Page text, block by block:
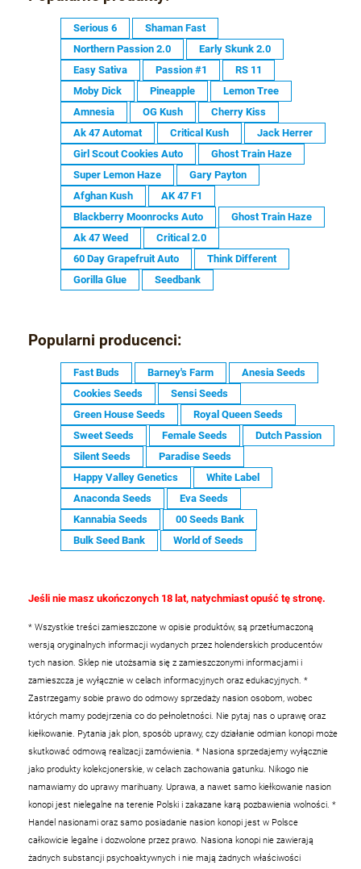
Serious 6
Shaman Fast
Northern Passion 2.0
Early Skunk 2.0
Easy Sativa
Passion #1
RS 11
Moby Dick
Pineapple
Lemon Tree
Amnesia
OG Kush
Cherry Kiss
Ak 47 Automat
Critical Kush
Jack Herrer
Girl Scout Cookies Auto
Ghost Train Haze
Super Lemon Haze
Gary Payton
Afghan Kush
AK 47 F1
Blackberry Moonrocks Auto
Ghost Train Haze
Ak 47 Weed
Critical 2.0
60 Day Grapefruit Auto
Think Different
Gorilla Glue
Seedbank
Popularni producenci:
Fast Buds Barney's Farm
Anesia Seeds
Cookies Seeds
Sensi Seeds
Green House Seeds
Royal Queen Seeds
Sweet Seeds
Female Seeds
Dutch Passion
Silent Seeds
Paradise Seeds
Happy Valley Genetics
White Label
Anaconda Seeds
Eva Seeds
Kannabia Seeds
00 Seeds Bank
Bulk Seed Bank
World of Seeds
Jeśli nie masz ukończonych 18 lat, natychmiast opuść tę stronę.
* Wszystkie treści zamieszczone w opisie produktów, są przetłumaczoną
wersją oryginalnych informacji wydanych przez holenderskich producentów
tych nasion. Sklep nie utożsamia się z zamieszczonymi informacjami i
zamieszcza je wyłącznie w celach informacyjnych oraz edukacyjnych. *
Zastrzegamy sobie prawo do odmowy sprzedaży nasion osobom, wobec
których mamy podejrzenia co do pełnoletności. Nie pytaj nas o uprawę oraz
kiełkowanie. Pytania jak plon, sposób uprawy, czy działanie odmian konopi może
skutkować odmową realizacji zamówienia. * Nasiona sprzedajemy wyłącznie
jako produkty kolekcjonerskie, w celach zachowania gatunku. Nikogo nie
namawiamy do uprawy marihuany. Uprawa, a nawet samo kiełkowanie nasion
konopi jest nielegalne na terenie Polski i zakazane karą pozbawienia wolności. *
Handel nasionami oraz samo posiadanie nasion konopi jest w Polsce
całkowicie legalne i dozwolone przez prawo. Nasiona konopi nie zawierają
żadnych substancji psychoaktywnych i nie mają żadnych właściwości